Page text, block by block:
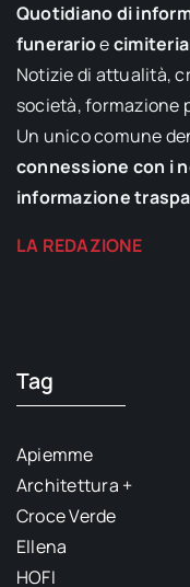
Quotidiano di
funerarioe
Notizie di attualità,
società, formazione
Un unico comune
connessione con i
informazione
LA REDAZIONE
Tag
Apiemme
Architettura +
Croce Verde
Ellena
HOFI